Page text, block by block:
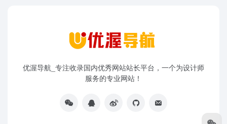
优渥导航_专注收录国内优秀网站站长平台，一个为设计师
服务的专业网站！